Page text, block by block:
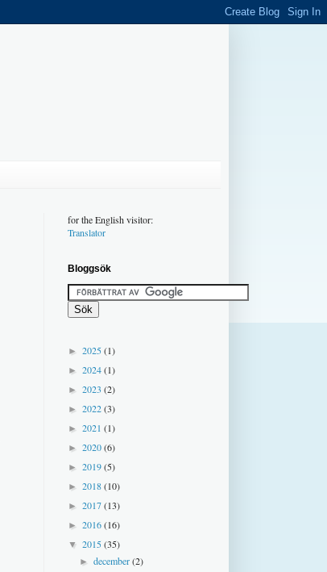
for the English visitor:
Translator
Bloggsök
► 2025(1)
► 2024(1)
► 2023 (2)
► 2022(3)
► 2021 (1)
► 2020(6)
► 2019(5)
► 2018(10)
► 2017(13)
► 2016(16)
▼ 2015(35)
►december(2)